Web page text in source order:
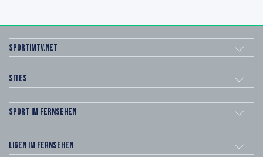
sportimtv.net
Sites
Sport im Fernsehen
Ligen im Fernsehen